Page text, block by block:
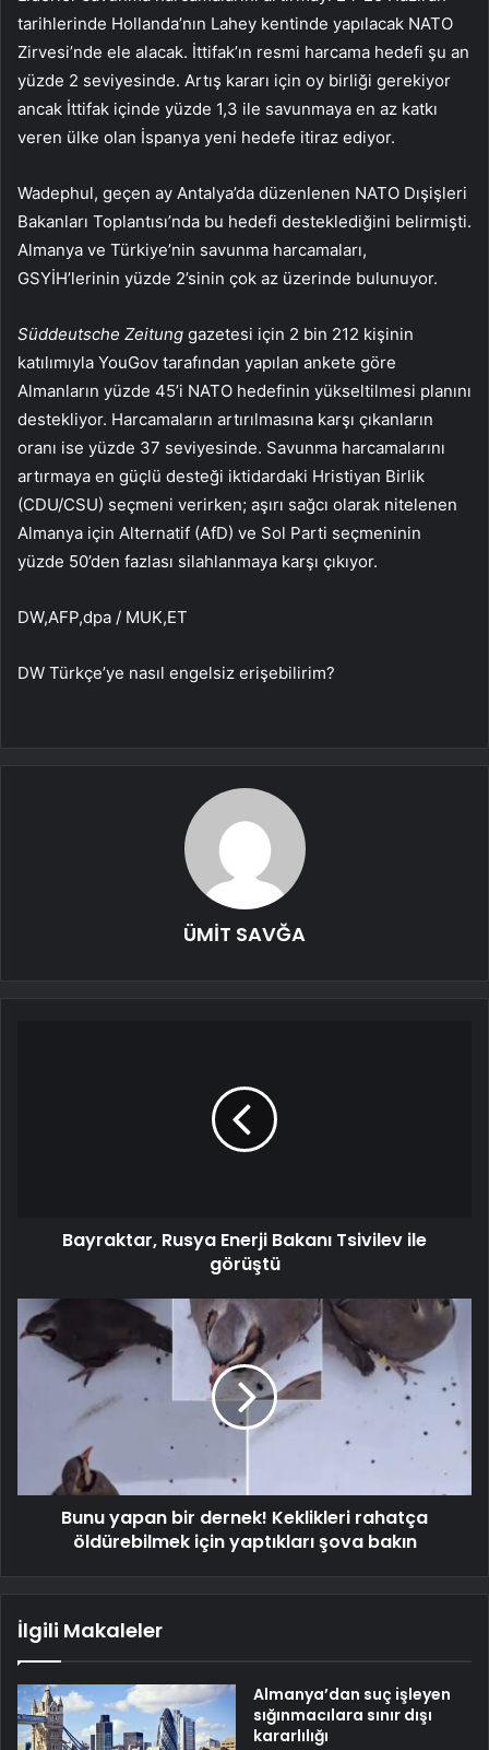
tarihlerinde Hollanda’nın Lahey kentinde yapılacak NATO
Zirvesi’nde ele alacak. İttifak’ın resmi harcama hedefi şu an
yüzde 2 seviyesinde. Artış kararı için oy birliği gerekiyor
ancak İttifak içinde yüzde 1,3 ile savunmaya en az katkı
veren ülke olan İspanya yeni hedefe itiraz ediyor.
Wadephul, geçen ay Antalya’da düzenlenen NATO Dışişleri
Bakanları Toplantısı’nda bu hedefi desteklediğini belirmişti.
Almanya ve Türkiye’nin savunma harcamaları,
GSYİH’lerinin yüzde 2’sinin çok az üzerinde bulunuyor.
Süddeutsche Zeitung gazetesi için 2 bin 212 kişinin
katılımıyla YouGov tarafından yapılan ankete göre
Almanların yüzde 45’i NATO hedefinin yükseltilmesi planını
destekliyor. Harcamaların artırılmasına karşı çıkanların
oranı ise yüzde 37 seviyesinde. Savunma harcamalarını
artırmaya en güçlü desteği iktidardaki Hristiyan Birlik
(CDU/CSU) seçmeni verirken; aşırı sağcı olarak nitelenen
Almanya için Alternatif (AfD) ve Sol Parti seçmeninin
yüzde 50’den fazlası silahlanmaya karşı çıkıyor.
DW,AFP,dpa / MUK,ET
DW Türkçe’ye nasıl engelsiz erişebilirim?
ÜMİT SAVĞA
Bayraktar, Rusya Enerji Bakanı Tsivilev ile
görüştü
Bunu yapan bir dernek! Keklikleri rahatça
öldürebilmek için yaptıkları şova bakın
İlgili Makaleler
Almanya’dan suç işleyen
sığınmacılara sınır dışı
kararlılığı